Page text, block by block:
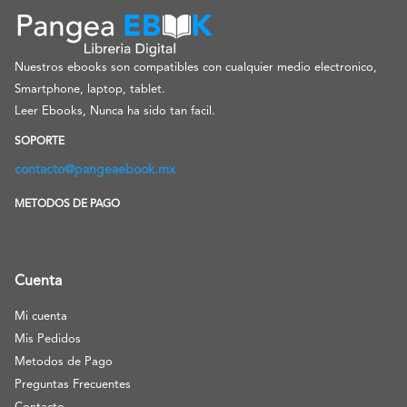
Nuestros ebooks son compatibles con cualquier medio electronico,
Smartphone, laptop, tablet.
Leer Ebooks, Nunca ha sido tan facil.
SOPORTE
contacto@pangeaebook.mx
METODOS DE PAGO
Cuenta
Mi cuenta
Mis Pedidos
Metodos de Pago
Preguntas Frecuentes